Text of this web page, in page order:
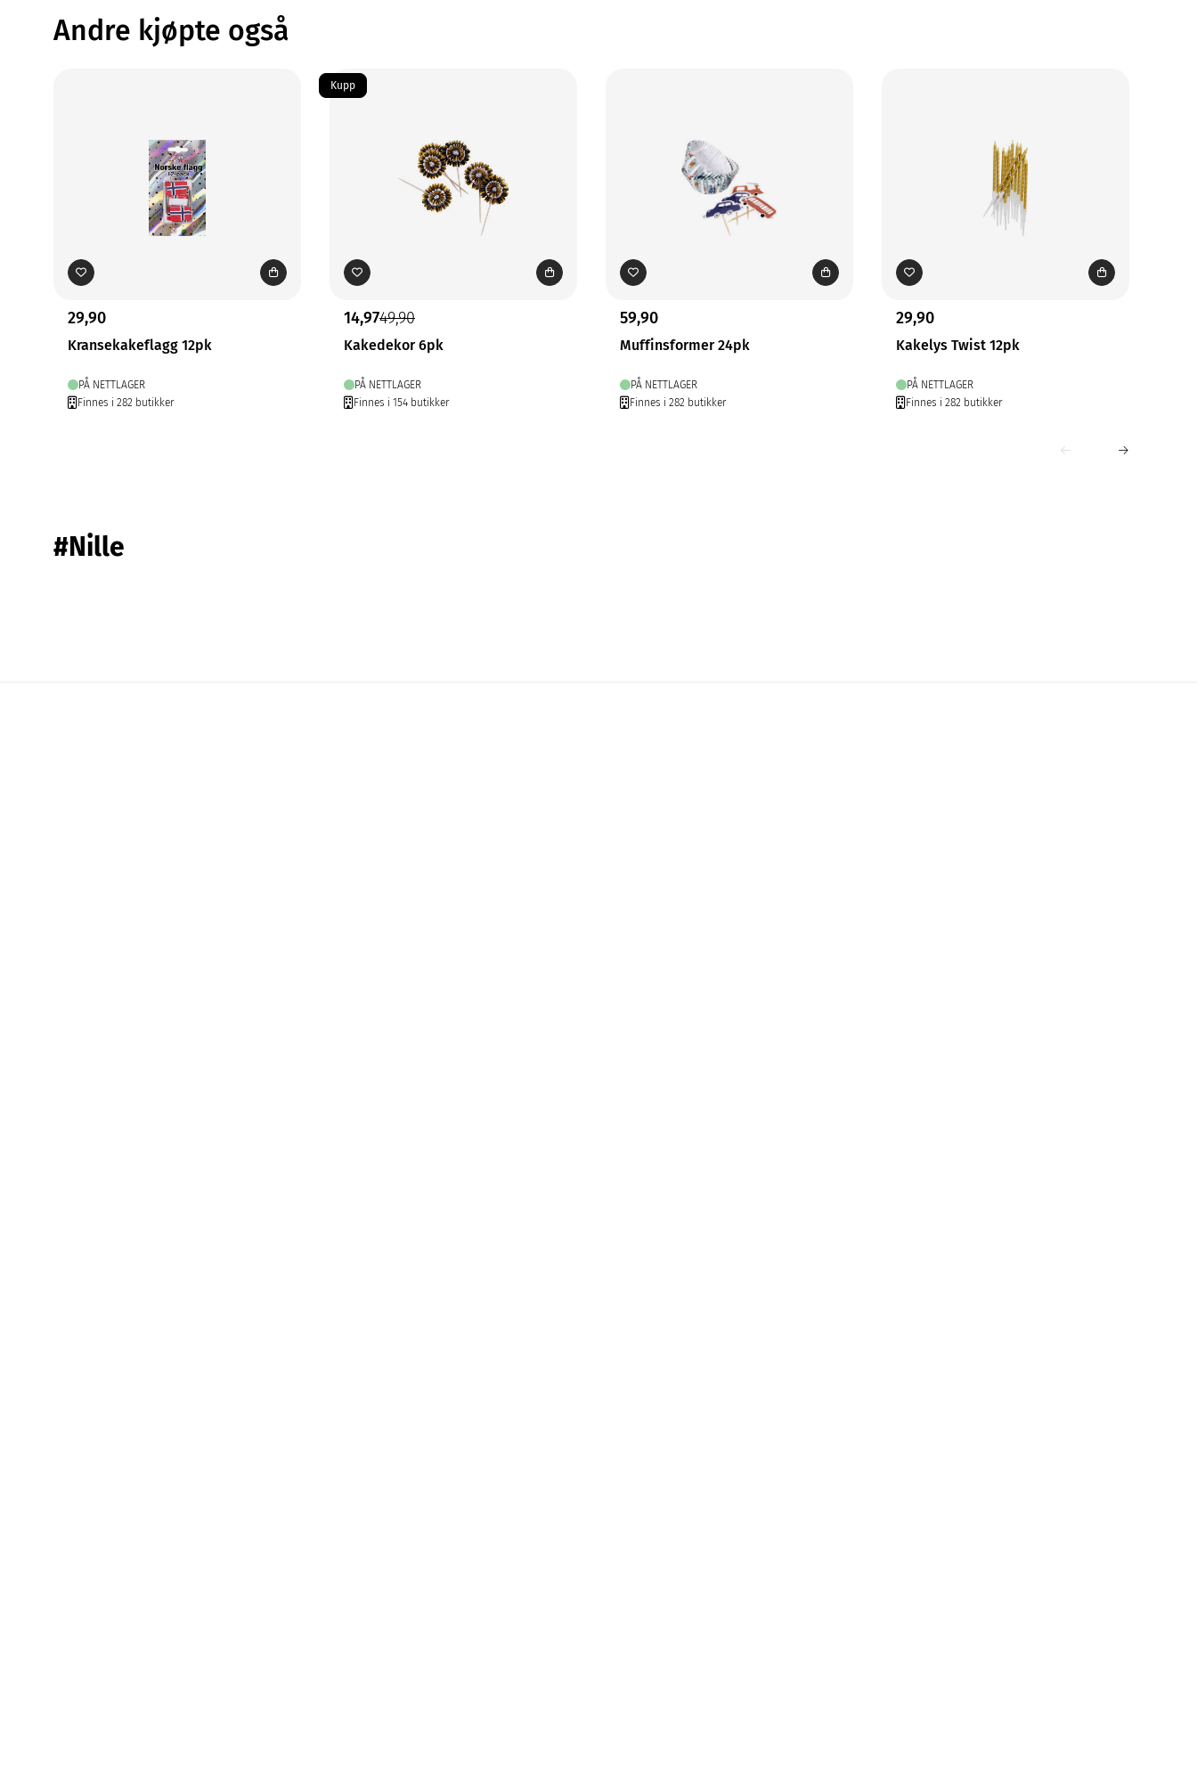
Andre kjøpte også
29,90
Kransekakeflagg 12pk
PÅ NETTLAGER
Finnes i 282 butikker
Kupp
14,9749,90
Kakedekor 6pk
PÅ NETTLAGER
Finnes i 154 butikker
59,90
Muffinsformer 24pk
PÅ NETTLAGER
Finnes i 282 butikker
29,90
Kakelys Twist 12pk
PÅ NETTLAGER
Finnes i 282 butikker
#Nille